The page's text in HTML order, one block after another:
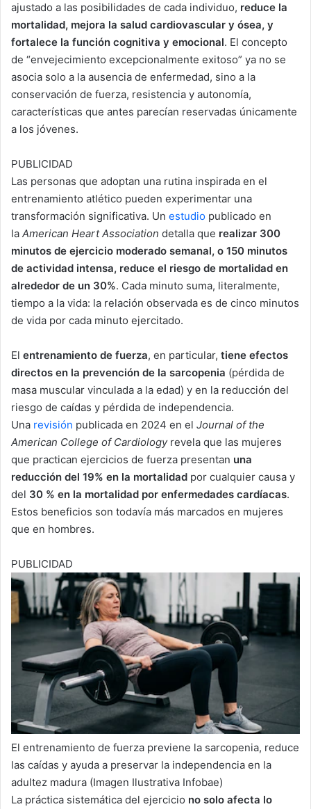
ajustado a las posibilidades de cada individuo, reduce la
mortalidad, mejora la salud cardiovascular y ósea, y
fortalece la función cognitiva y emocional. El concepto
de “envejecimiento excepcionalmente exitoso” ya no se
asocia solo a la ausencia de enfermedad, sino a la
conservación de fuerza, resistencia y autonomía,
características que antes parecían reservadas únicamente
a los jóvenes.
PUBLICIDAD
Las personas que adoptan una rutina inspirada en el
entrenamiento atlético pueden experimentar una
transformación significativa. Un estudio publicado en
la American Heart Association detalla que realizar 300
minutos de ejercicio moderado semanal, o 150 minutos
de actividad intensa, reduce el riesgo de mortalidad en
alrededor de un 30%. Cada minuto suma, literalmente,
tiempo a la vida: la relación observada es de cinco minutos
de vida por cada minuto ejercitado.
El entrenamiento de fuerza, en particular, tiene efectos
directos en la prevención de la sarcopenia (pérdida de
masa muscular vinculada a la edad) y en la reducción del
riesgo de caídas y pérdida de independencia.
Una revisión publicada en 2024 en el Journal of the
American College of Cardiologyrevela que las mujeres
que practican ejercicios de fuerza presentan una
reducción del 19% en la mortalidad por cualquier causa y
del 30 % en la mortalidad por enfermedades cardíacas.
Estos beneficios son todavía más marcados en mujeres
que en hombres.
PUBLICIDAD
El entrenamiento de fuerza previene la sarcopenia, reduce
las caídas y ayuda a preservar la independencia en la
adultez madura (Imagen Ilustrativa Infobae)
La práctica sistemática del ejercicio no solo afecta lo